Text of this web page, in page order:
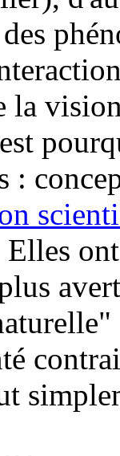
la
:
Elles